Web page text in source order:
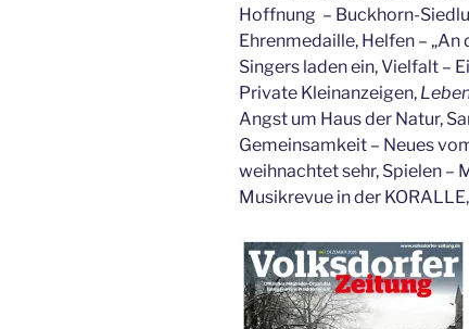
Hoffnung – Buckhorn-
Ehrenmedaille, Helfen –
Singers laden ein, Vielfalt –
Private Kleinanzeigen,
Angst um Haus der Natur,
Gemeinsamkeit – Neues
weihnachtet sehr, Spielen –
Musikrevue in der